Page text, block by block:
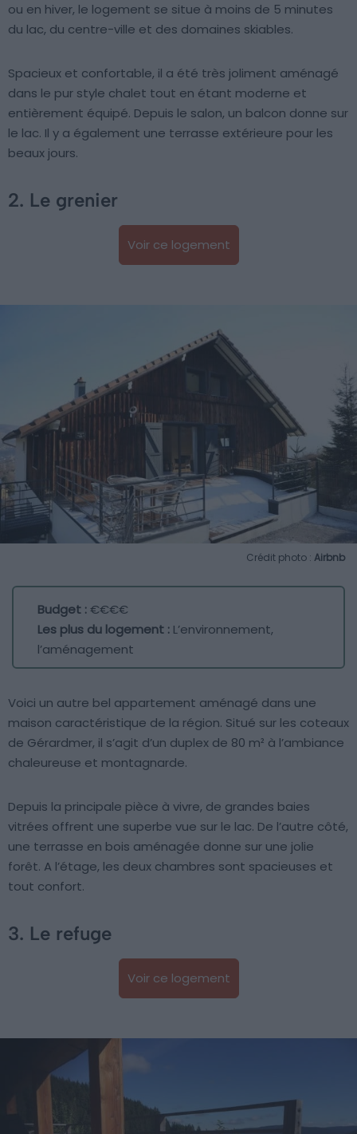
ou en hiver, le logement se situe à moins de 5 minutes
du lac, du centre-ville et des domaines skiables.
Spacieux et confortable, il a été très joliment aménagé
dans le pur style chalet tout en étant moderne et
entièrement équipé. Depuis le salon, un balcon donne sur
le lac. Il y a également une terrasse extérieure pour les
beaux jours.
2. Le grenier
Voir ce logement
Crédit photo : Airbnb
Budget :€€€€
Les plus du logement : L’environnement,
l’aménagement
Voici un autre bel appartement aménagé dans une
maison caractéristique de la région. Situé sur les coteaux
de Gérardmer, il s’agit d’un duplex de 80 m² à l’ambiance
chaleureuse et montagnarde.
Depuis la principale pièce à vivre, de grandes baies
vitrées offrent une superbe vue sur le lac. De l’autre côté,
une terrasse en bois aménagée donne sur une jolie
forêt. A l’étage, les deux chambres sont spacieuses et
tout confort.
3. Le refuge
Voir ce logement